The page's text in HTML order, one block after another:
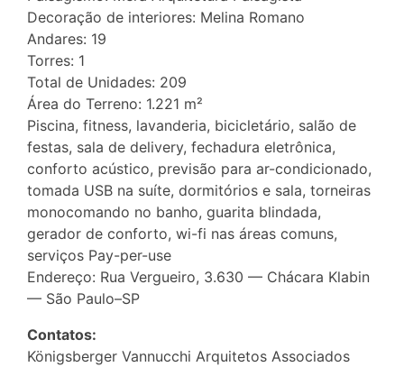
Decoração de interiores: Melina Romano
Andares: 19
Torres: 1
Total de Unidades: 209
Área do Terreno: 1.221 m²
Piscina, fitness, lavanderia, bicicletário, salão de
festas, sala de delivery, fechadura eletrônica,
conforto acústico, previsão para ar-condicionado,
tomada USB na suíte, dormitórios e sala, torneiras
monocomando no banho, guarita blindada,
gerador de conforto, wi-fi nas áreas comuns,
serviços Pay-per-use
Endereço: Rua Vergueiro, 3.630 — Chácara Klabin
— São Paulo–SP
Contatos:
Königsberger Vannucchi Arquitetos Associados